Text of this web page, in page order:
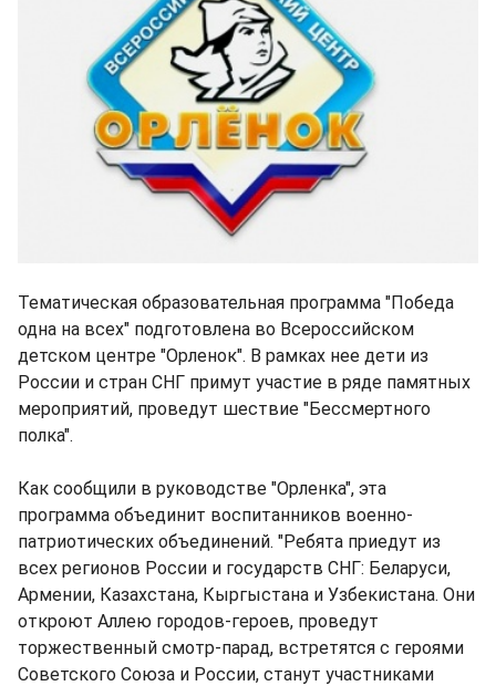
Тематическая образовательная программа "Победа
одна на всех" подготовлена во Всероссийском
детском центре "Орленок". В рамках нее дети из
России и стран СНГ примут участие в ряде памятных
мероприятий, проведут шествие "Бессмертного
полка".
Как сообщили в руководстве "Орленка", эта
программа объединит воспитанников военно-
патриотических объединений. "Ребята приедут из
всех регионов России и государств СНГ: Беларуси,
Армении, Казахстана, Кыргыстана и Узбекистана. Они
откроют Аллею городов-героев, проведут
торжественный смотр-парад, встретятся с героями
Советского Союза и России, станут участниками